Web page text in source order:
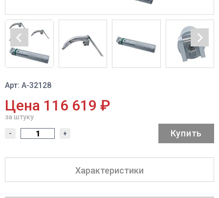
Арт: A-32128
Цена 116 619 ₽
за штуку
- + Купить
Характеристики